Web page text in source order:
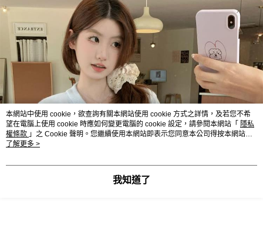
本網站中使用 cookie，欲查詢有關本網站使用 cookie 方式之詳情，及若您不希
望在電腦上使用 cookie 時應如何變更電腦的 cookie 設定，請參閱本網站「 隱私
權條款 」之 Cookie 聲明。您繼續使用本網站即表示您同意本公司得按本網站使
用條款之 Cookie 聲明使用 cookie。
了解更多 >
我知道了